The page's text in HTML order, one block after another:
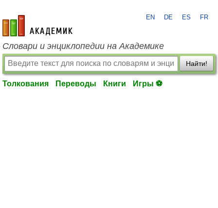
academic.ru
EN DE ES FR
Словари и энциклопедии на Академике
Найти!
Толкования Переводы Книги Игры ⚽